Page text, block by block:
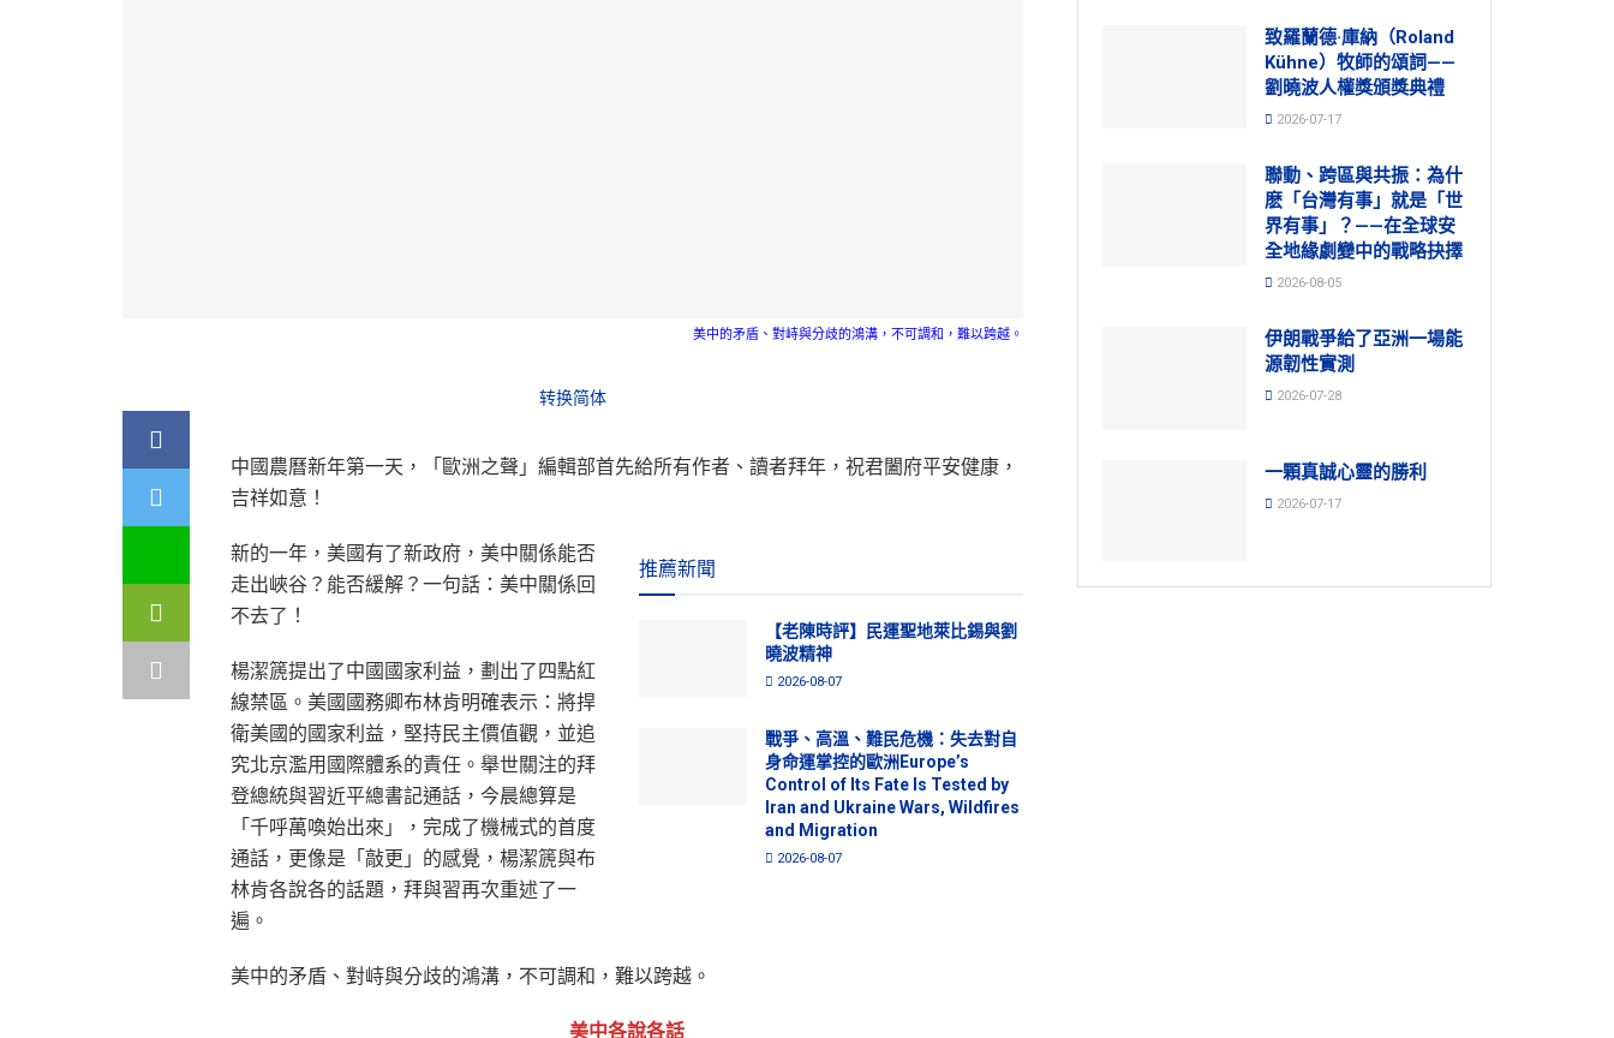
美中的矛盾、對峙與分歧的鴻溝，不可調和，難以跨越。
转换简体
中國農曆新年第一天，「歐洲之聲」編輯部首先給所有作者、讀者拜年，祝君闔府平安健康，
吉祥如意！
推薦新聞
【老陳時評】民運聖地萊比錫與劉
曉波精神
2026-08-07
戰爭、高溫、難民危機：失去對自
身命運掌控的歐洲Europe’s
Control of Its Fate Is Tested by
Iran and Ukraine Wars, Wildfires
and Migration
2026-08-07
新的一年，美國有了新政府，美中關係能否
走出峽谷？能否緩解？一句話：美中關係回
不去了！
楊潔篪提出了中國國家利益，劃出了四點紅
線禁區。美國國務卿布林肯明確表示：將捍
衛美國的國家利益，堅持民主價值觀，並追
究北京濫用國際體系的責任。舉世關注的拜
登總統與習近平總書記通話，今晨總算是
「千呼萬喚始出來」，完成了機械式的首度
通話，更像是「敲更」的感覺，楊潔篪與布
林肯各說各的話題，拜與習再次重述了一
遍。
美中的矛盾、對峙與分歧的鴻溝，不可調和，難以跨越。
美中各說各話
致羅蘭德·庫納（Roland
Kühne）牧師的頌詞——
劉曉波人權獎頒獎典禮
2026-07-17
聯動、跨區與共振：為什
麽「台灣有事」就是「世
界有事」？——在全球安
全地緣劇變中的戰略抉擇
2026-08-05
伊朗戰爭給了亞洲一場能
源韌性實測
2026-07-28
一顆真誠心靈的勝利
2026-07-17